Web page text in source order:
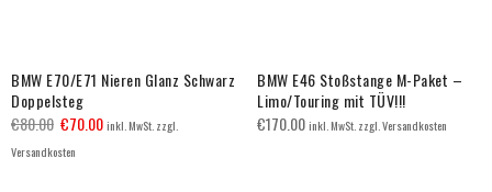
BMW E70/E71 Nieren Glanz Schwarz
Doppelsteg
€80.00 €70.00inkl. MwSt. zzgl.
Versandkosten
BMW E46 Stoßstange M-Paket –
Limo/Touring mit TÜV!!!
€170.00inkl. MwSt. zzgl. Versandkosten